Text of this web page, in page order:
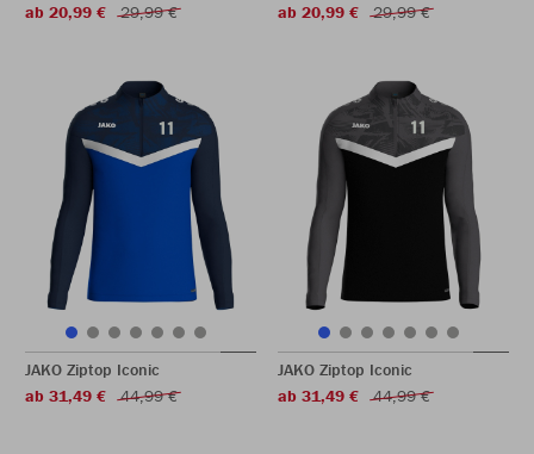
ab 20,99 €
29,99 €
ab 20,99 €
29,99 €
JAKO Ziptop Iconic
ab 31,49 €
44,99 €
JAKO Ziptop Iconic
ab 31,49 €
44,99 €